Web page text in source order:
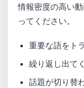
情報密度の高い
ってください。
重要な語をト
繰り返し出て
話題が切り替